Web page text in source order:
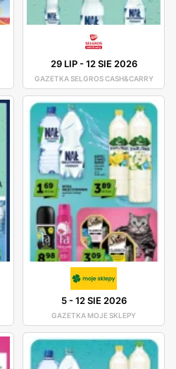
29 LIP-12 SIE 2026
GAZETKA SELGROS CASH&CARRY
5-12 SIE 2026
GAZETKA MOJE SKLEPY